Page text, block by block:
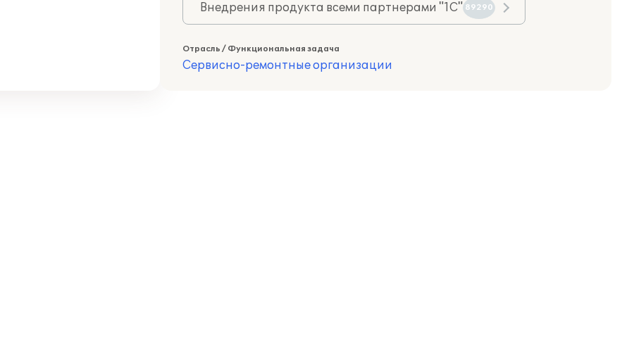
Внедрения продукта всеми партнерами "1С" 89290
Отрасль / Функциональная задача
Сервисно-ремонтные организации